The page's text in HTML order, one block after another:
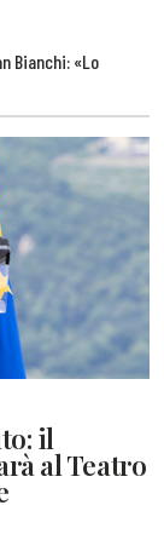
Bianchi: «Lo
il
al Teatro